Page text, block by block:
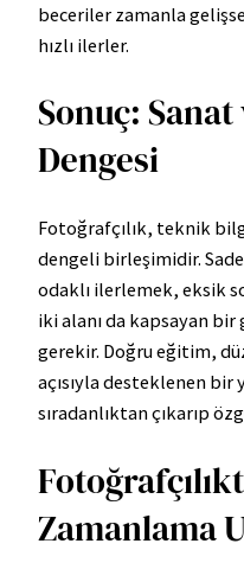
beceriler zamanla
hızlı ilerler.
Sonuç:
Dengesi
Fotoğrafçılık, teknik
dengeli birleşimidir.
odaklı ilerlemek, eksik
iki alanı da kapsayan
gerekir. Doğru eğitim,
açısıyla desteklenen
sıradanlıktan çıkarıp
Zamanlama